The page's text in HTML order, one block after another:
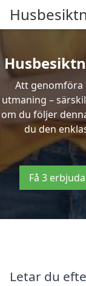
Att genomföra
utmaning –
om du följer
du den
Få 3
Letar du